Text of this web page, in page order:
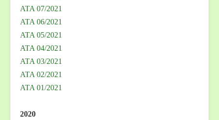
ATA 07/2021
ATA 06/2021
ATA 05/2021
ATA 04/2021
ATA 03/2021
ATA 02/2021
ATA 01/2021
2020